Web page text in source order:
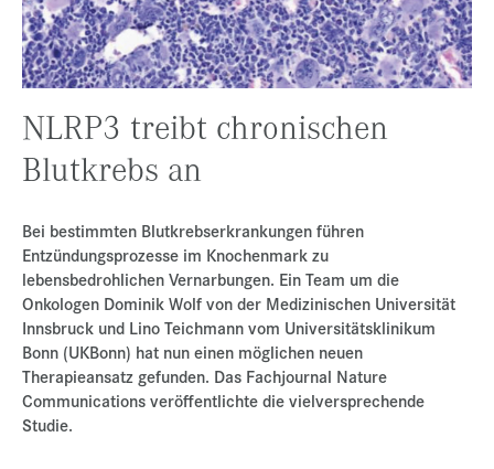
Events
Presse
Service-Links
de |
en
NLRP3 treibt chronischen
Blutkrebs an
Bei bestimmten Blutkrebserkrankungen führen
Entzündungsprozesse im Knochenmark zu
lebensbedrohlichen Vernarbungen. Ein Team um die
Onkologen Dominik Wolf von der Medizinischen Universität
Innsbruck und Lino Teichmann vom Universitätsklinikum
Bonn (UKBonn) hat nun einen möglichen neuen
Therapieansatz gefunden. Das Fachjournal Nature
Communications veröffentlichte die vielversprechende
Studie.